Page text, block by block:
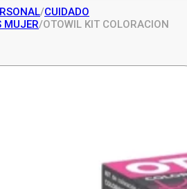
/CUIDADO
MUJER/OTOWIL KIT COLORACION